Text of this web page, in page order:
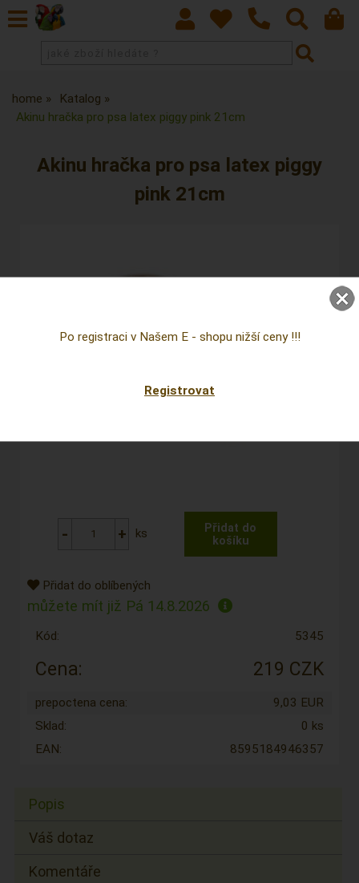
home
Katalog
Akinu hračka pro psa latex piggy pink 21cm
Akinu hračka pro psa latex piggy
pink 21cm
ks
Přidat do oblíbených
můžete mít již Pá 14.8.2026
Kód: 5345
Cena: 219 CZK
prepoctena cena:
9,03 EUR
Sklad:
0 ks
EAN:
8595184946357
Popis
Váš dotaz
Komentáře
Po registraci v Našem E - shopu nižší ceny !!!
Registrovat